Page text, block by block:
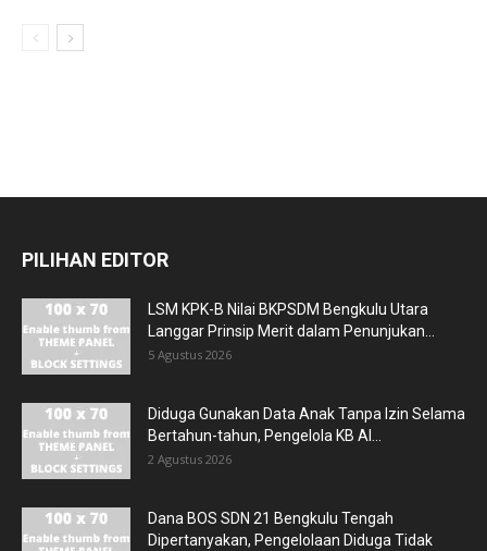
PILIHAN EDITOR
LSM KPK-B Nilai BKPSDM Bengkulu Utara
Langgar Prinsip Merit dalam Penunjukan...
5 Agustus 2026
Diduga Gunakan Data Anak Tanpa Izin Selama
Bertahun-tahun, Pengelola KB Al...
2 Agustus 2026
Dana BOS SDN 21 Bengkulu Tengah
Dipertanyakan, Pengelolaan Diduga Tidak